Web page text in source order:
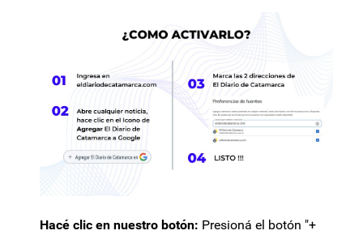
Hacé clic en nuestro botón: Presioná el botón "+